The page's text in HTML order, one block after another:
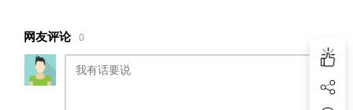
网友评论 0